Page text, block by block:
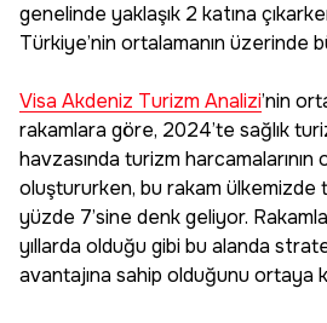
genelinde yaklaşık 2 katına
Türkiye’nin ortalamanın üzerinde
Visa Akdeniz Turizm Analizi’nin
rakamlara göre, 2024’te sağlık
havzasında turizm harcamalarının
oluştururken, bu rakam ülkemizde
yüzde 7’sine denk geliyor.
yıllarda olduğu gibi bu alanda
avantajına sahip olduğunu ortaya